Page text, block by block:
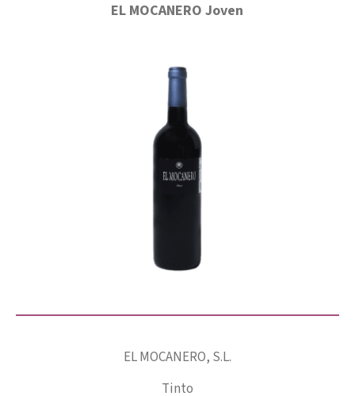
EL MOCANERO Joven
EL MOCANERO, S.L.
Tinto